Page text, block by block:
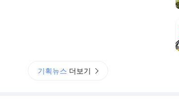
기획뉴스 더보기